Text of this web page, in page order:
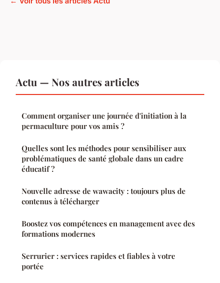
Actu — Nos autres articles
Comment organiser une journée d'initiation à la
permaculture pour vos amis ?
Quelles sont les méthodes pour sensibiliser aux
problématiques de santé globale dans un cadre
éducatif ?
Nouvelle adresse de wawacity : toujours plus de
contenus à télécharger
Boostez vos compétences en management avec des
formations modernes
Serrurier : services rapides et fiables à votre
portée